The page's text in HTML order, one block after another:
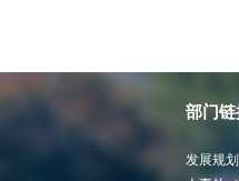
部门链
发展规